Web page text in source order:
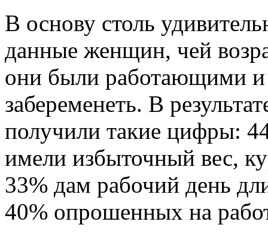
В основу столь
данные женщин, чей
они были работающими
забеременеть. В
получили такие цифры:
имели избыточный вес,
33% дам рабочий день
40% опрошенных на